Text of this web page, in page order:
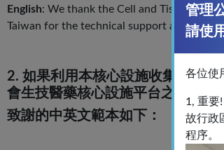
English: We thank the Cell and Tissue
Taiwan for the technical support and data
2. 如果利用本核心設施收集的資
會生技醫藥核心設施平台之"生醫
致謝的中英文範本如下：
管理
請使
各位使
1, 重要
故行政
程序。